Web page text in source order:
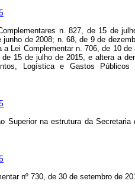
n. 827, de 15 de
de 2008; n. 68, de 9 de
Lei Complementar n. 706, de 10 de
15 de julho de 2015, e altera a
Logística e Gastos Públicos
Superior na estrutura da Secretaria
nº 730, de 30 de setembro de